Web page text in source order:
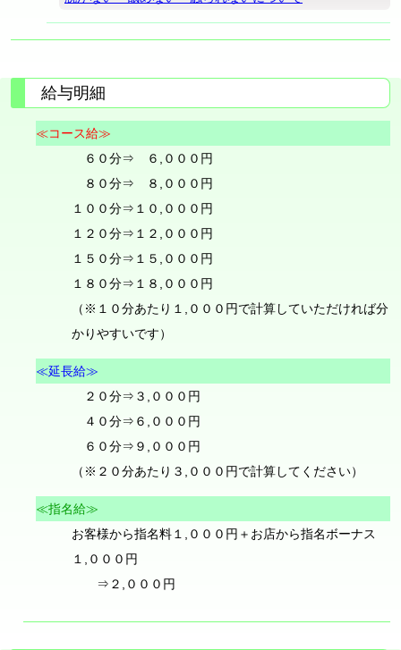
給与明細
≪コース給≫
６０分⇒ ６,０００円
８０分⇒ ８,０００円
１００分⇒１０,０００円
１２０分⇒１２,０００円
１５０分⇒１５,０００円
１８０分⇒１８,０００円
（※１０分あたり１,０００円で計算していただければ分
かりやすいです）
≪延長給≫
２０分⇒３,０００円
４０分⇒６,０００円
６０分⇒９,０００円
（※２０分あたり３,０００円で計算してください）
≪指名給≫
お客様から指名料１,０００円＋お店から指名ボーナス
１,０００円
⇒２,０００円